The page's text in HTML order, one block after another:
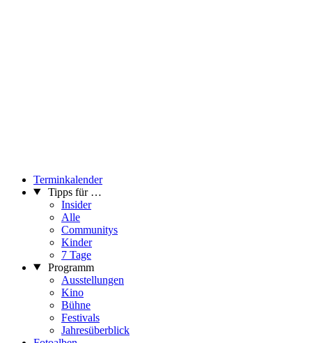
Terminkalender
Tipps für …
Insider
Alle
Communitys
Kinder
7 Tage
Programm
Ausstellungen
Kino
Bühne
Festivals
Jahresüberblick